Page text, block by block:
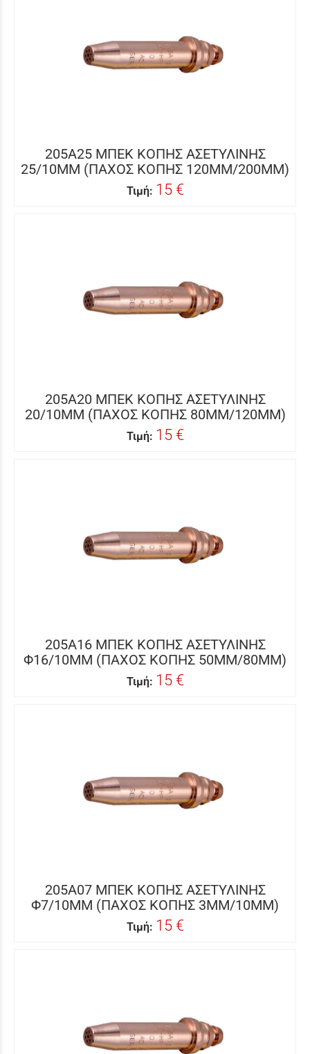
205A25 ΜΠΕΚ ΚΟΠΗΣ ΑΣΕΤΥΛΙΝΗΣ
25/10MM (ΠΑΧΟΣ ΚΟΠΗΣ 120MM/200MM)
Τιμή: 15 €
205A20 ΜΠΕΚ ΚΟΠΗΣ ΑΣΕΤΥΛΙΝΗΣ
20/10MM (ΠΑΧΟΣ ΚΟΠΗΣ 80MM/120MM)
Τιμή: 15 €
205A16 ΜΠΕΚ ΚΟΠΗΣ ΑΣΕΤΥΛΙΝΗΣ
Φ16/10MM (ΠΑΧΟΣ ΚΟΠΗΣ 50MM/80MM)
Τιμή: 15 €
205A07 ΜΠΕΚ ΚΟΠΗΣ ΑΣΕΤΥΛΙΝΗΣ
Φ7/10MM (ΠΑΧΟΣ ΚΟΠΗΣ 3MM/10MM)
Τιμή: 15 €